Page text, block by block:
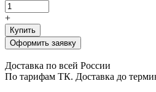
+
Купить
Оформить заявку
Доставка по всей России
По тарифам ТК. Доставка до